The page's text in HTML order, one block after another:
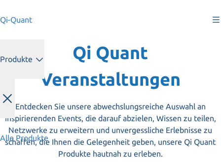
Qi-Quant
Produkte
Alle Produkte
Qi Quant
Veranstaltungen
Entdecken Sie unsere abwechslungsreiche Auswahl an
inspirierenden Events, die darauf abzielen, Wissen zu teilen,
Netzwerke zu erweitern und unvergessliche Erlebnisse zu
schaffen, die Ihnen die Gelegenheit geben, unsere Qi Quant
Produkte hautnah zu erleben.